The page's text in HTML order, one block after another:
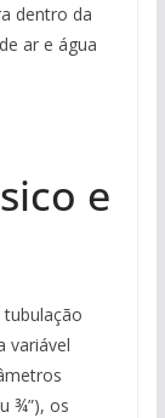
dentro da
ar e água
e
variável
¾”), os